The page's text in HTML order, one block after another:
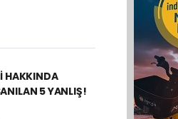
HAKKINDA
5 YANLIŞ!